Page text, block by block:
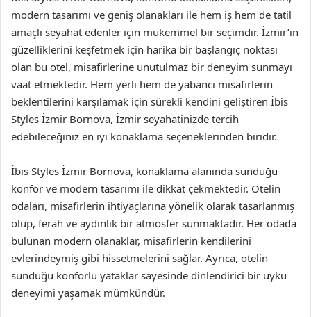
modern tasarımı ve geniş olanakları ile hem iş hem de tatil
amaçlı seyahat edenler için mükemmel bir seçimdir. İzmir’in
güzelliklerini keşfetmek için harika bir başlangıç noktası
olan bu otel, misafirlerine unutulmaz bir deneyim sunmayı
vaat etmektedir. Hem yerli hem de yabancı misafirlerin
beklentilerini karşılamak için sürekli kendini geliştiren İbis
Styles İzmir Bornova, İzmir seyahatinizde tercih
edebileceğiniz en iyi konaklama seçeneklerinden biridir.
İbis Styles İzmir Bornova, konaklama alanında sunduğu
konfor ve modern tasarımı ile dikkat çekmektedir. Otelin
odaları, misafirlerin ihtiyaçlarına yönelik olarak tasarlanmış
olup, ferah ve aydınlık bir atmosfer sunmaktadır. Her odada
bulunan modern olanaklar, misafirlerin kendilerini
evlerindeymiş gibi hissetmelerini sağlar. Ayrıca, otelin
sunduğu konforlu yataklar sayesinde dinlendirici bir uyku
deneyimi yaşamak mümkündür.